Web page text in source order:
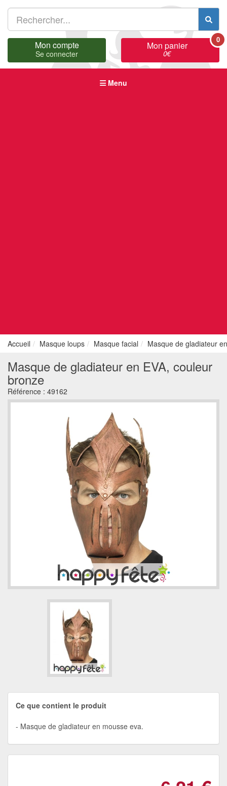
Mon compte
Se connecter
Mon panier
0€
0
Menu
Accueil Masque loups Masque facial Masque de gladiateur
Masque de gladiateur en EVA, couleur
bronze
Référence : 49162
Ce que contient le produit
Masque de gladiateur en mousse eva.